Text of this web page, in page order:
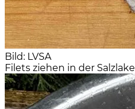
Bild: LVSA
Filets ziehen in der Salzlake